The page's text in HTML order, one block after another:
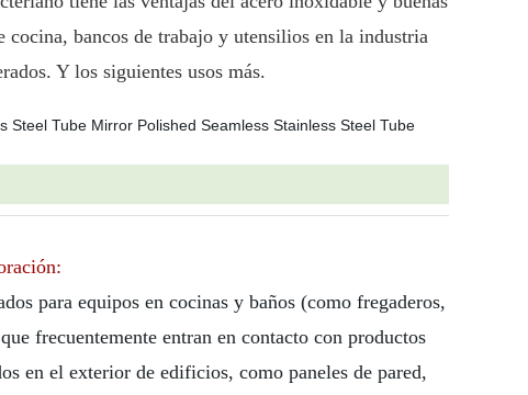
cocina, bancos de trabajo y utensilios en la industria
Y los siguientes usos más.
para equipos en cocinas y baños (como fregaderos,
frecuentemente entran en contacto con productos
en el exterior de edificios, como paneles de pared,